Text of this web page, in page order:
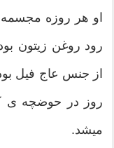
او هر روزه
رود روغن زیتون
از جنس عاج فیل
روز در حوضچه ی
میشد.